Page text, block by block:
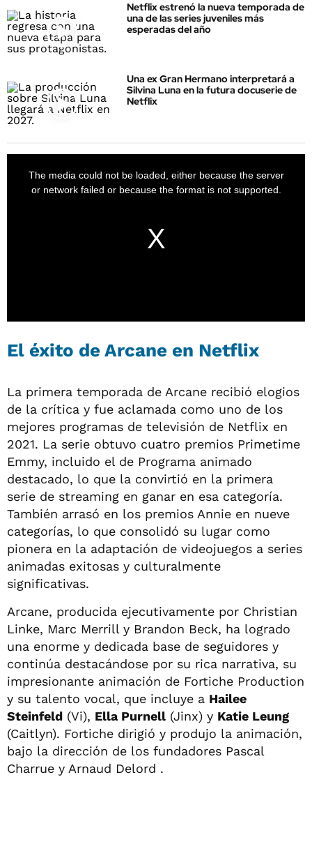
Netflix estrenó la nueva temporada de
una de las series juveniles más
esperadas del año
Una ex Gran Hermano interpretará a
Silvina Luna en la futura docuserie de
Netflix
El éxito de Arcane en Netflix
La primera temporada de Arcane recibió elogios
de la crítica y fue aclamada como uno de los
mejores programas de televisión de Netflix en
2021. La serie obtuvo cuatro premios Primetime
Emmy, incluido el de Programa animado
destacado, lo que la convirtió en la primera
serie de streaming en ganar en esa categoría.
También arrasó en los premios Annie en nueve
categorías, lo que consolidó su lugar como
pionera en la adaptación de videojuegos a series
animadas exitosas y culturalmente
significativas.
Arcane, producida ejecutivamente por Christian
Linke, Marc Merrill y Brandon Beck, ha logrado
una enorme y dedicada base de seguidores y
continúa destacándose por su rica narrativa, su
impresionante animación de Fortiche Production
y su talento vocal, que incluye a Hailee
Steinfeld (Vi), Ella Purnell (Jinx) y Katie Leung
(Caitlyn). Fortiche dirigió y produjo la animación,
bajo la dirección de los fundadores Pascal
Charrue y Arnaud Delord .